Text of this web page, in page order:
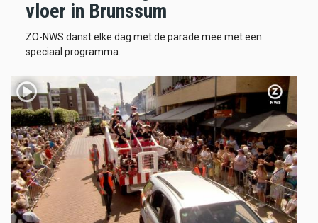
vloer in Brunssum
ZO-NWS danst elke dag met de parade mee met een
speciaal programma.